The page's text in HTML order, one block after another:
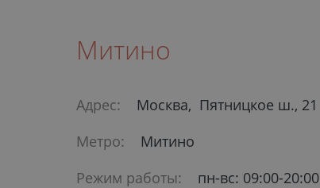
Митино
Адрес:
Москва, Пятницкое ш., 21
Метро:
Митино
Режим работы:
пн-вс: 09:00-20:00